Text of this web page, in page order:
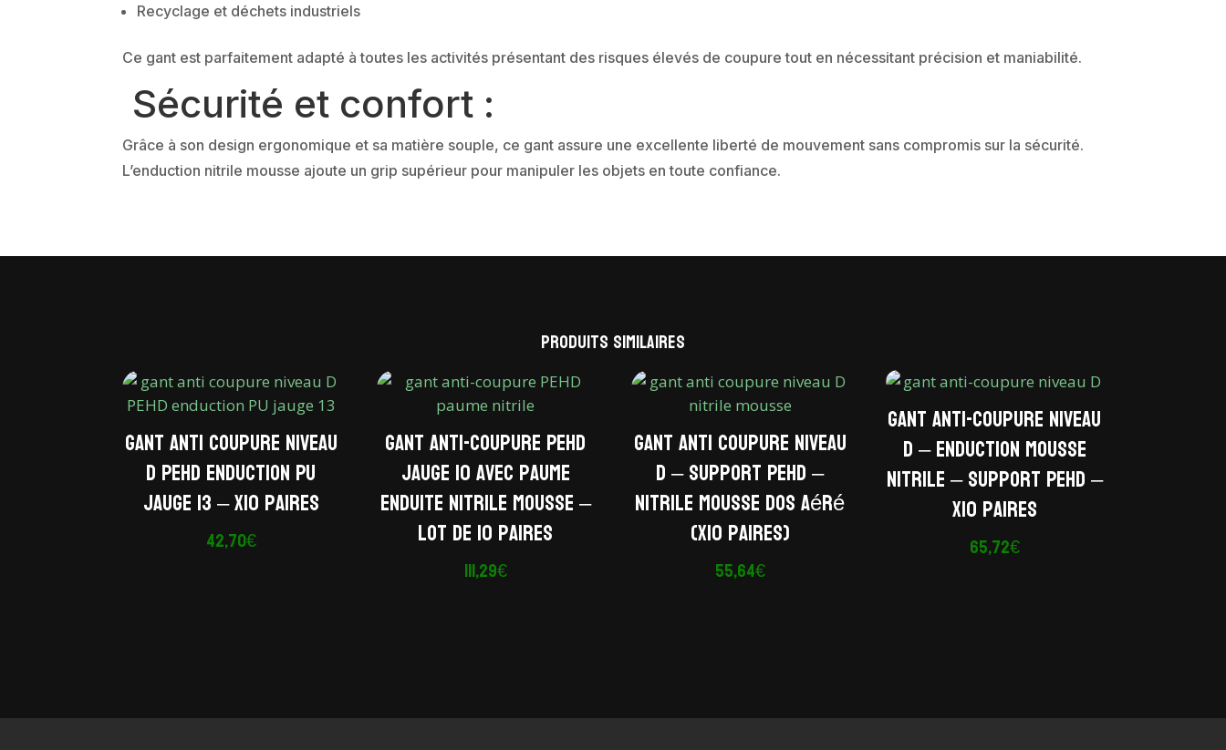
Recyclage et déchets industriels
Ce gant est parfaitement adapté à toutes les activités présentant des risques élevés de coupure tout en nécessitant précision et maniabilité.
Sécurité et confort :
Grâce à son design ergonomique et sa matière souple, ce gant assure une excellente liberté de mouvement sans compromis sur la sécurité.
L’enduction nitrile mousse ajoute un grip supérieur pour manipuler les objets en toute confiance.
Produits similaires
Gant anti coupure niveau
D PEHD enduction PU
jauge 13 – x10 paires
42,70€
Gant anti-coupure PEHD
jauge 10 avec paume
enduite nitrile mousse –
Lot de 10 paires
111,29€
Gant anti coupure niveau
D – Support PEHD –
Nitrile mousse dos aéré
(x10 paires)
55,64€
Gant anti-coupure niveau
D – Enduction mousse
nitrile – Support PEHD –
x10 paires
65,72€